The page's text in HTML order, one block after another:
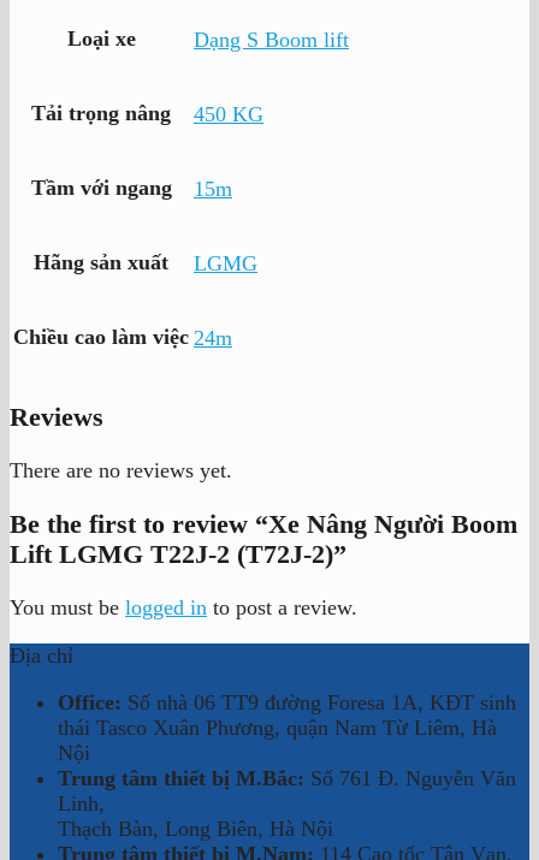
Loại xe Dạng S Boom lift
Tải trọng nâng 450 KG
Tầm với ngang 15m
Hãng sản xuất LGMG
Chiều cao làm việc 24m
Reviews
There are no reviews yet.
Be the first to review “Xe Nâng Người Boom
Lift LGMG T22J-2 (T72J-2)”
You must be logged in to post a review.
Địa chỉ
Office: Số nhà 06 TT9 đường Foresa 1A, KĐT sinh
thái Tasco Xuân Phương, quận Nam Từ Liêm, Hà
Nội
Trung tâm thiết bị M.Bắc: Số 761 Đ. Nguyễn Văn
Linh,
Thạch Bàn, Long Biên, Hà Nội
Trung tâm thiết bị M.Nam: 114 Cao tốc Tân Vạn,